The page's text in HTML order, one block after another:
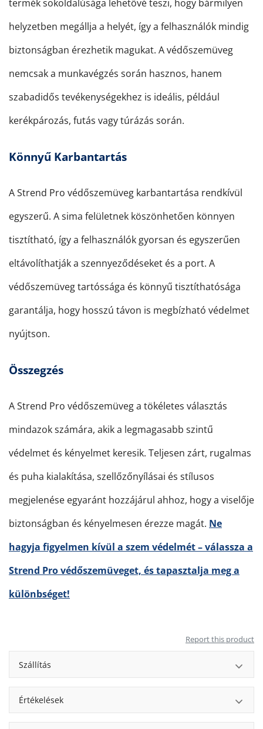
termék sokoldalúsága lehetővé teszi, hogy bármilyen
helyzetben megállja a helyét, így a felhasználók mindig
biztonságban érezhetik magukat. A védőszemüveg
nemcsak a munkavégzés során hasznos, hanem
szabadidős tevékenységekhez is ideális, például
kerékpározás, futás vagy túrázás során.
Könnyű Karbantartás
A Strend Pro védőszemüveg karbantartása rendkívül
egyszerű. A sima felületnek köszönhetően könnyen
tisztítható, így a felhasználók gyorsan és egyszerűen
eltávolíthatják a szennyeződéseket és a port. A
védőszemüveg tartóssága és könnyű tisztíthatósága
garantálja, hogy hosszú távon is megbízható védelmet
nyújtson.
Összegzés
A Strend Pro védőszemüveg a tökéletes választás
mindazok számára, akik a legmagasabb szintű
védelmet és kényelmet keresik. Teljesen zárt, rugalmas
és puha kialakítása, szellőzőnyílásai és stílusos
megjelenése egyaránt hozzájárul ahhoz, hogy a viselője
biztonságban és kényelmesen érezze magát. Ne
hagyja figyelmen kívül a szem védelmét – válassza a
Strend Pro védőszemüveget, és tapasztalja meg a
különbséget!
Report this product
Szállítás
Értékelések